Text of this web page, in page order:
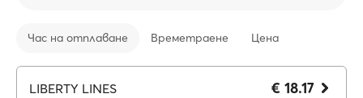
Час на отплаване Времетраене Цена
LIBERTY LINES € 18.17